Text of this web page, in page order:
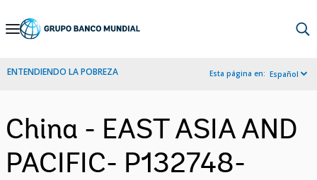
Skip
Navigation
ENTENDIENDO LA POBREZA Esta página en: Español
China - EAST ASIA AND
PACIFIC- P132748-